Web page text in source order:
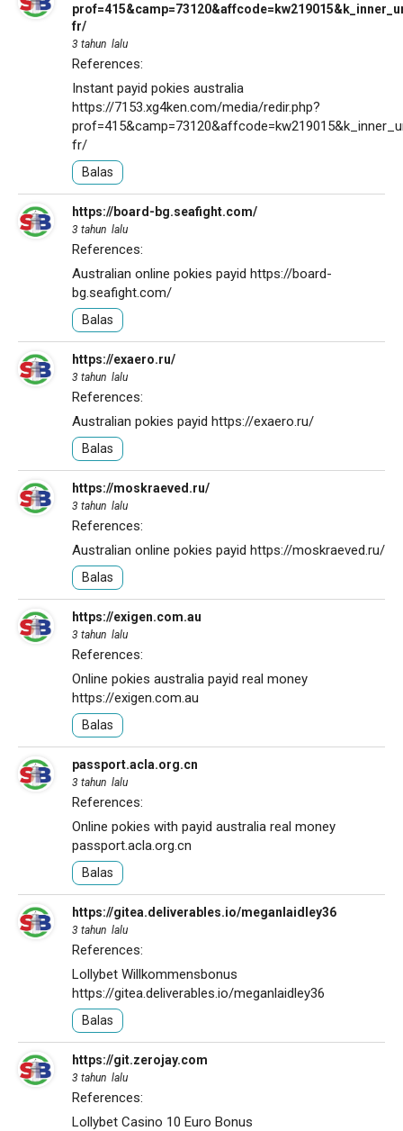
fr/
3 tahun lalu
References:
Instant payid pokies australia
https://7153.xg4ken.com/media/redir.php?
fr/
Balas
https://board-bg.seafight.com/
3 tahun lalu
References:
Australian online pokies payid https://board-
bg.seafight.com/
Balas
https://exaero.ru/
3 tahun lalu
References:
Australian pokies payid https://exaero.ru/
Balas
https://moskraeved.ru/
3 tahun lalu
References:
Australian online pokies payid https://moskraeved.ru/
Balas
https://exigen.com.au
3 tahun lalu
References:
Online pokies australia payid real money
https://exigen.com.au
Balas
passport.acla.org.cn
3 tahun lalu
References:
Online pokies with payid australia real money
passport.acla.org.cn
Balas
https://gitea.deliverables.io/meganlaidley36
3 tahun lalu
References:
Lollybet Willkommensbonus
https://gitea.deliverables.io/meganlaidley36
Balas
https://git.zerojay.com
3 tahun lalu
References:
Lollybet Casino 10 Euro Bonus